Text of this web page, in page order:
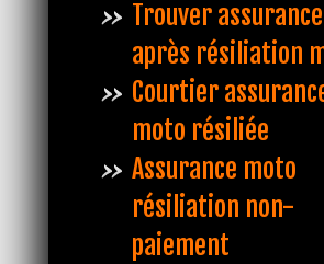
Trouver assurance
après résiliation
Courtier
moto résiliée
Assurance moto
résiliation non-
paiement